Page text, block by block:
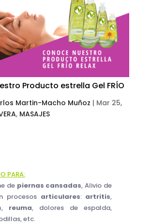
Producto estrella Gel FRÍO
Martin-Macho Muñoz | Mar 25,
, MASAJES
PARA:
de piernas cansadas, Alivio de
procesos articulares: artritis,
, reuma, dolores de espalda,
etc.